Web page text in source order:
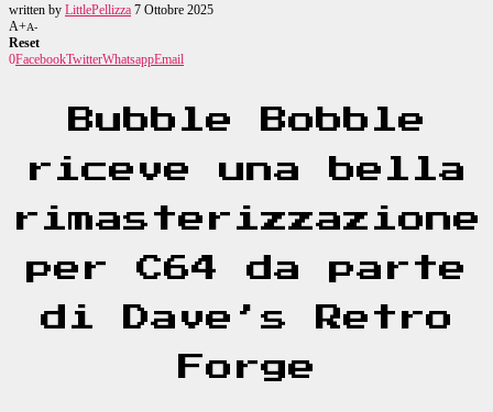
written by LittlePellizza 7 Ottobre 2025
A+A-
Reset
0FacebookTwitterWhatsappEmail
Bubble Bobble
riceve una bella
rimasterizzazione
per C64 da parte
di Dave’s Retro
Forge